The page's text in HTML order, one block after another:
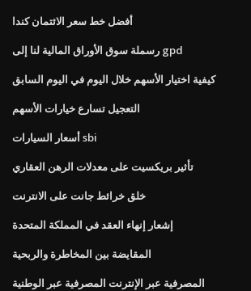
أفضل خط سعر الائتمان كندا
رسملة سوق الأوراق المالية لنا إلى gpd
كيفية اختيار الأسهم خلال اليوم في اليوم السابق
التعجيل تسارع خيارات الأسهم
أسعار السيارات sbi
تأثير بريكسيت على معدلات الرهن العقاري
خلق خرائط جانت على الانترنت
إشعار إنهاء العقد في المملكة المتحدة
المقايضة بين المخاطرة والربحية
المصرفية عبر الإنترنت المصرفية عبر الوطنية